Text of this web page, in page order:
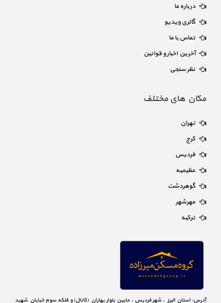
درباره ما
گالری ویدیو
تماس با ما
آخرین اخبار و قوانین
نظر سنجی
مکان های مختلف
تهران
کرج
فردیس
عظیمیه
گوهردشت
مهرشهر
ترکیه
آدرس: استان البرز ، شهر فردیس ، مابین بلوار بهاران (کانال) و فلکه سوم خیابان شهید